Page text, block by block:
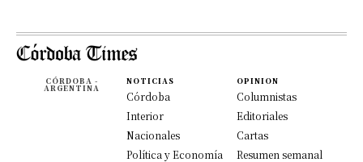
CÓRDOBA -
ARGENTINA
NOTICIAS
Córdoba
Interior
Nacionales
Política y Economía
OPINION
Columnistas
Editoriales
Cartas
Resumen semanal